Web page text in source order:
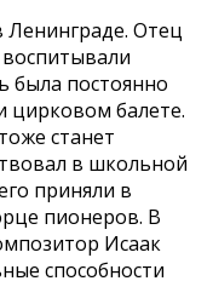
Ленинграде. Отец
была постоянно
цирковом балете.
станет
в школьной
приняли в
пионеров. В
Исаак
способности